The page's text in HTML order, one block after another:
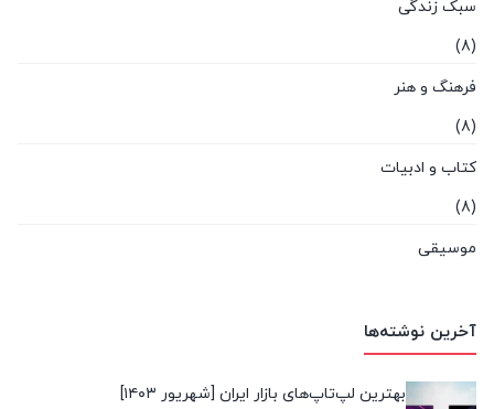
سبک زندگی
(8)
فرهنگ و هنر
(8)
کتاب و ادبیات
(8)
موسیقی
هوش مصنوعی و رباتیک
آخرین نوشته‌ها
بهترین لپ‌تاپ‌های بازار ایران [شهریور ۱۴۰۳]